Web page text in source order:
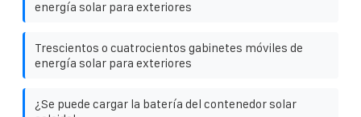
energía solar para exteriores
Trescientos o cuatrocientos gabinetes móviles de
energía solar para exteriores
¿Se puede cargar la batería del contenedor solar